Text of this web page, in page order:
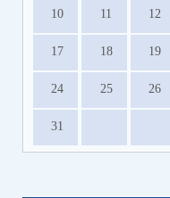
10 11 12
17 18 19
24 25 26
31